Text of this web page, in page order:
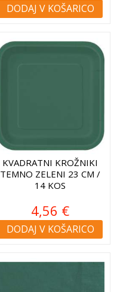
DODAJ V KOŠARICO
KVADRATNI KROŽNIKI
TEMNO ZELENI 23 CM /
14 KOS
4,56 €
DODAJ V KOŠARICO